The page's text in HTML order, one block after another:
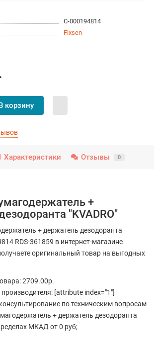
С-000194814
Fixsen
корзину
Характеристики Отзывы 0
+
"KVADRO"
+ держатель дезодоранта
RDS-361859 в интернет-магазине
оригинальный товар на выгодных
2709.00р.
[attribute index="1"]
по техническим вопросам
+ держатель дезодоранта
МКАД от 0 руб;